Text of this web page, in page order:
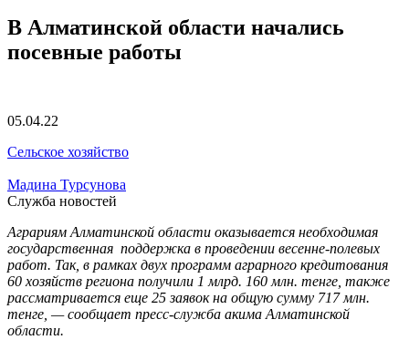
В Алматинской области начались
посевные работы
05.04.22
Сельское хозяйство
Мадина Турсунова
Служба новостей
Аграриям Алматинской области оказывается необходимая
государственная поддержка в проведении весенне-полевых
работ. Так, в рамках двух программ аграрного кредитования
60 хозяйств региона получили 1 млрд. 160 млн. тенге, также
рассматривается еще 25 заявок на общую сумму 717 млн.
тенге, — сообщает пресс-служба акима Алматинской
области.